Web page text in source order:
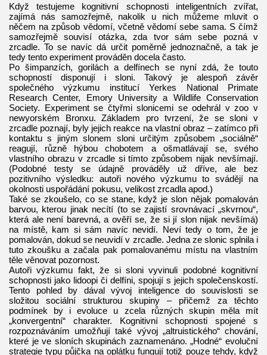
Když testujeme kognitivní schopnosti inteligentních zvířat,
zajímá nás samozřejmě, nakolik u nich můžeme mluvit o
něčem na způsob vědomí, včetně vědomí sebe sama. S čímž
samozřejmě souvisí otázka, zda tvor sám sebe pozná v
zrcadle. To se navíc dá určit poměrně jednoznačně, a tak je
tedy tento experiment prováděn docela často.
Po šimpanzích, gorilách a delfínech se nyní zdá, že touto
schopností disponují i sloni. Takový je alespoň závěr
společného výzkumu institucí Yerkes National Primate
Research Center, Emory University a Wildlife Conservation
Society. Experiment se čtyřmi slonicemi se odehrál v zoo v
newyorském Bronxu. Základem pro tvrzení, že se sloni v
zrcadle poznají, byly jejich reakce na vlastní obraz – zatímco při
kontaktu s jiným slonem sloni určitým způsobem „sociálně“
reagují, různě hýbou chobotem a ošmatlávají se, svého
vlastního obrazu v zrcadle si tímto způsobem nijak nevšímají.
(Podobné testy se údajně prováděly už dříve, ale bez
pozitivního výsledku: autoři nového výzkumu to svádějí na
okolnosti uspořádání pokusu, velikost zrcadla apod.)
Také se zkoušelo, co se stane, když je slon nějak pomalován
barvou, kterou jinak necítí (to se zajistí srovnávací „skvrnou“,
která ale není barevná, a ověří se, že si jí slon nijak nevšímá)
na místě, kam si sám navíc nevidí. Neví tedy o tom, že je
pomalován, dokud se neuvidí v zrcadle. Jedna ze slonic splnila i
tuto zkoušku a začala pak pomalovanému místu na vlastním
těle věnovat pozornost.
Autoři výzkumu fakt, že si sloni vyvinuli podobné kognitivní
schopnosti jako lidoopi či delfíni, spojují s jejich společenskostí.
Tento pohled by dával vývoj inteligence do souvislosti se
složitou sociální strukturou skupiny – přičemž za těchto
podmínek by i evoluce u zcela různých skupin měla mít
„konvergentní“ charakter. Kognitivní schopnosti spojené s
rozpoznáváním umožňují také vývoj „altruistického“ chování,
které je ve sloních skupinách zaznamenáno. „Hodné“ evoluční
strategie typu půjčka na oplátku fungují totiž pouze tehdy, když